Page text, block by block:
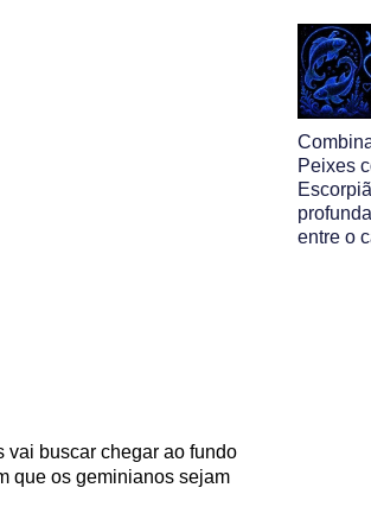
vai buscar chegar ao fundo
que os geminianos sejam
Peixes
entre o